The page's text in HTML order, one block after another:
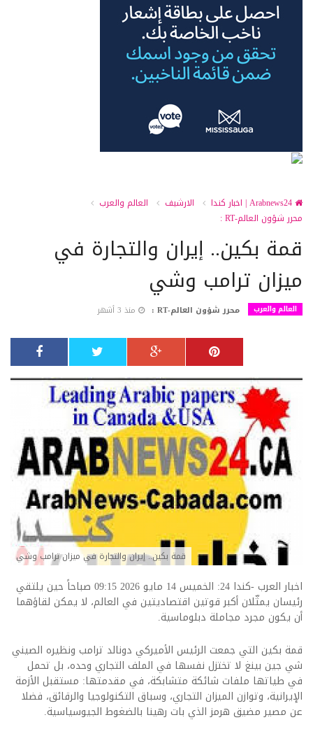
الارشيف
العالم والعرب
محرر شؤون العالم-RT :
قمة بكين.. إيران والتجارة في
ميزان ترامب وشي
العالم والعرب محرر شؤون العالم-RT : منذ 3 أشهر
قمة بكين.. إيران والتجارة في ميزان ترامب وشي
اخبار العرب -كندا 24: الخميس 14 مايو 2026 09:15 صباحاً حين يلتقي
رئيسان يمثّلان أكبر قوتين اقتصاديتين في العالم، لا يمكن لقاؤهما
أن يكون مجرد مجاملة دبلوماسية.
قمة بكين التي جمعت الرئيس الأميركي دونالد ترامب ونظيره الصيني
شي جين بينغ لا تختزل نفسها في الملف التجاري وحده، بل تحمل
في طياتها ملفات شائكة متشابكة، في مقدمتها: مستقبل الأزمة
الإيرانية، وتوازن الميزان التجاري، وسباق التكنولوجيا والرقائق، فضلا
عن مصير مضيق هرمز الذي بات رهينا بالضغوط الجيوسياسية.